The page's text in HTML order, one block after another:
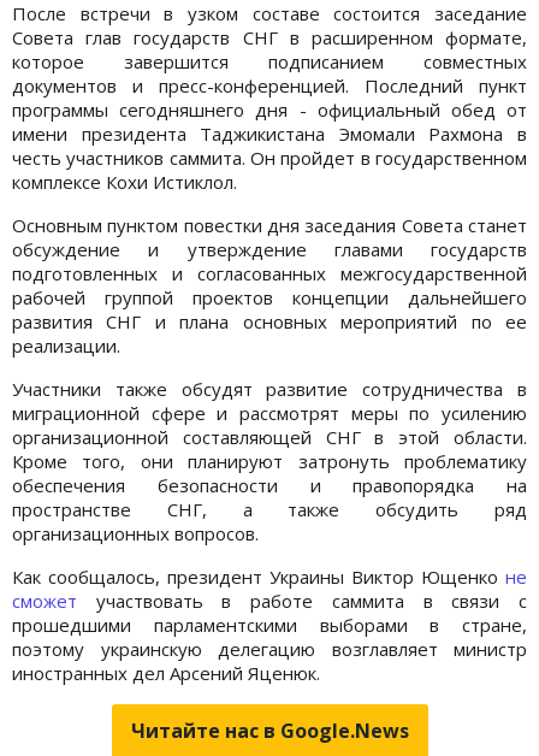
После встречи в узком составе состоится заседание
Совета глав государств СНГ в расширенном формате,
которое завершится подписанием совместных
документов и пресс-конференцией. Последний пункт
программы сегодняшнего дня - официальный обед от
имени президента Таджикистана Эмомали Рахмона в
честь участников саммита. Он пройдет в государственном
комплексе Кохи Истиклол.
Основным пунктом повестки дня заседания Совета станет
обсуждение и утверждение главами государств
подготовленных и согласованных межгосударственной
рабочей группой проектов концепции дальнейшего
развития СНГ и плана основных мероприятий по ее
реализации.
Участники также обсудят развитие сотрудничества в
миграционной сфере и рассмотрят меры по усилению
организационной составляющей СНГ в этой области.
Кроме того, они планируют затронуть проблематику
обеспечения безопасности и правопорядка на
пространстве СНГ, а также обсудить ряд
организационных вопросов.
Как сообщалось, президент Украины Виктор Ющенко не
сможет участвовать в работе саммита в связи с
прошедшими парламентскими выборами в стране,
поэтому украинскую делегацию возглавляет министр
иностранных дел Арсений Яценюк.
Читайте нас в Google.News